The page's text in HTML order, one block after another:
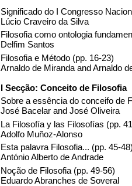
Significado do I Congresso
Lúcio Craveiro da Silva
Filosofia como ontologia
Delfim Santos
Filosofia e Método (pp. 16-23)
Arnaldo de Miranda and Arnaldo
I Secção: Conceito de Filosofia
Sobre a essência do conceifo de
José Bacelar and José Oliveira
La Filosofía y las Filosofías (pp.
Adolfo Muñoz-Alonso
Esta palavra Filosofia... (pp. 45-
António Alberto de Andrade
Noção de Filosofia (pp. 49-56)
Eduardo Abranches de Soveral